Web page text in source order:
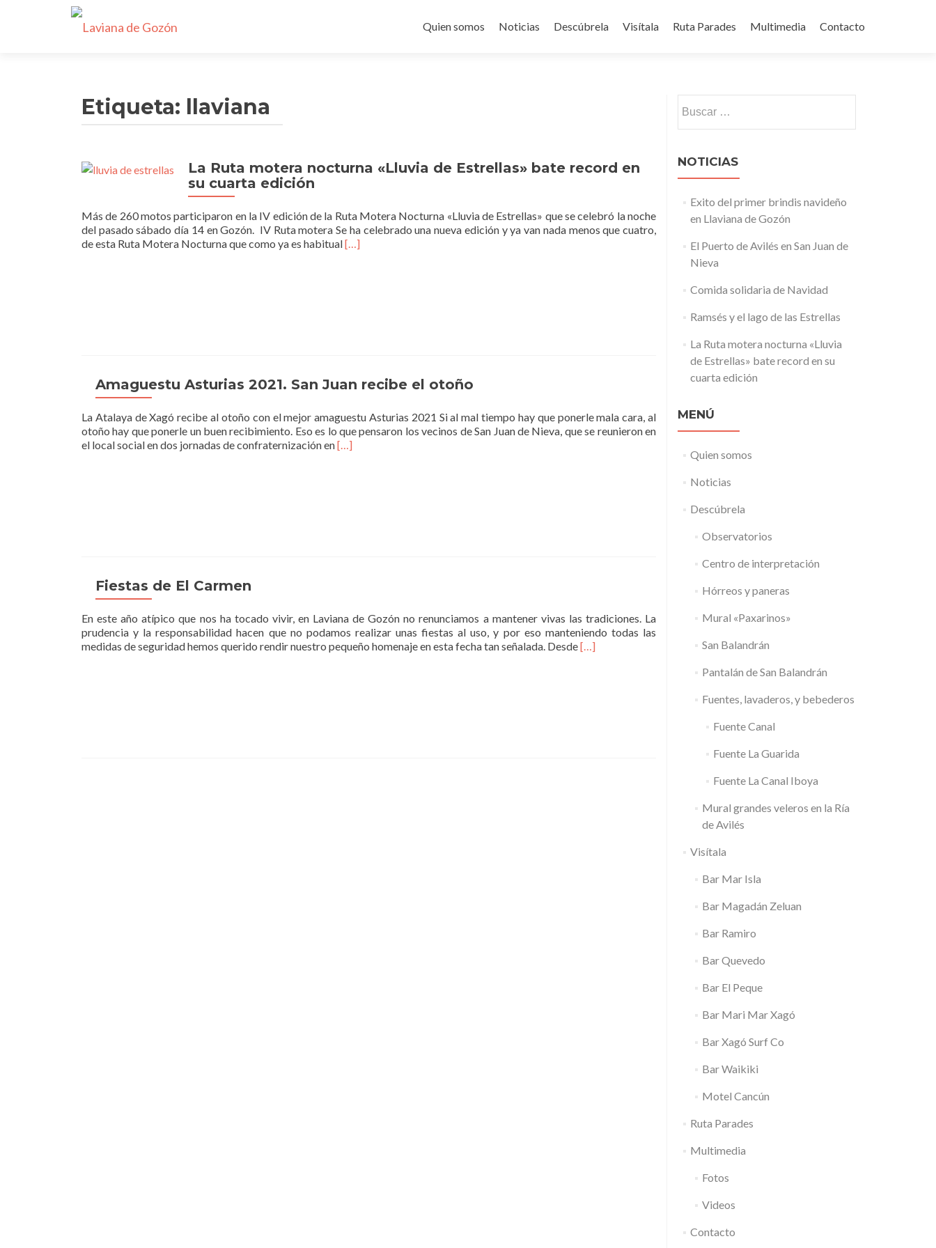
al
Quien somos Noticias Descúbrela Visítala Ruta Parades Multimedia Contacto
Etiqueta: llaviana
La Ruta motera nocturna «Lluvia de Estrellas» bate record en
su cuarta edición
Más de 260 motos participaron en la IV edición de la Ruta Motera Nocturna «Lluvia de Estrellas» que se celebró la noche
del pasado sábado día 14 en Gozón. IV Ruta motera Se ha celebrado una nueva edición y ya van nada menos que cuatro,
de esta Ruta Motera Nocturna que como ya es habitualRead
bate
su
cuarta
edición
[…]
Amaguestu Asturias 2021. San Juan recibe el otoño
La Atalaya de Xagó recibe al otoño con el mejor amaguestu Asturias 2021 Si al mal tiempo hay que ponerle mala cara, al
otoño hay que ponerle un buen recibimiento. Eso es lo que pensaron los vecinos de San Juan de Nieva, que se reunieron en
el local social en dos jornadas de confraternización enRead
[…]
Fiestas de El Carmen
En este año atípico que nos ha tocado vivir, en Laviana de Gozón no renunciamos a mantener vivas las tradiciones. La
prudencia y la responsabilidad hacen que no podamos realizar unas fiestas al uso, y por eso manteniendo todas las
medidas de seguridad hemos querido rendir nuestro pequeño homenaje en esta fecha tan señalada. DesdeRead
[…]
NOTICIAS
Exito del primer brindis navideño
en Llaviana de Gozón
El Puerto de Avilés en San Juan de
Nieva
Comida solidaria de Navidad
Ramsés y el lago de las Estrellas
La Ruta motera nocturna «Lluvia
de Estrellas» bate record en su
cuarta edición
MENÚ
Quien somos
Noticias
Descúbrela
Observatorios
Centro de interpretación
Hórreos y paneras
Mural «Paxarinos»
San Balandrán
Pantalán de San Balandrán
Fuentes, lavaderos, y bebederos
Fuente Canal
Fuente La Guarida
Fuente La Canal Iboya
Mural grandes veleros en la Ría
de Avilés
Visítala
Bar Mar Isla
Bar Magadán Zeluan
Bar Ramiro
Bar Quevedo
Bar El Peque
Bar Mari Mar Xagó
Bar Xagó Surf Co
Bar Waikiki
Motel Cancún
Ruta Parades
Multimedia
Fotos
Videos
Contacto